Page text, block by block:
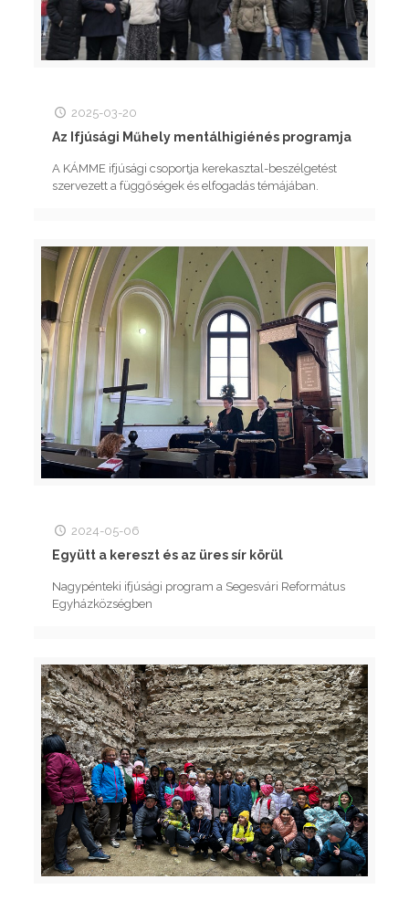
2025-03-20
Az Ifjúsági Műhely mentálhigiénés programja
A KÁMME ifjúsági csoportja kerekasztal-beszélgetést
szervezett a függőségek és elfogadás témájában.
2024-05-06
Együtt a kereszt és az üres sír körül
Nagypénteki ifjúsági program a Segesvári Református
Egyházközségben